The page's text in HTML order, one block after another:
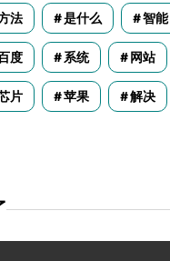
法 是什么 智能
度 系统 网站
片 苹果 解决